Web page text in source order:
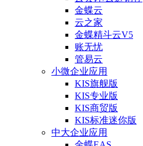
金蝶云
云之家
金蝶精斗云V5
账无忧
管易云
小微企业应用
KIS旗舰版
KIS专业版
KIS商贸版
KIS标准迷你版
中大企业应用